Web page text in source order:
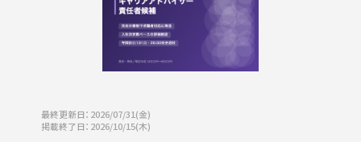
最終更新日：2026/07/31(金)
掲載終了日：2026/10/15(木)